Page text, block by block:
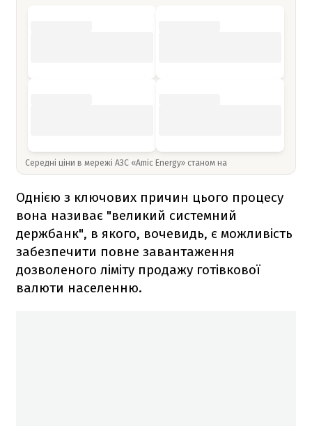
Середні ціни в мережі АЗС «Amic Energy» станом на
Однією з ключових причин цього процесу
вона називає "великий системний
держбанк", в якого, вочевидь, є можливість
забезпечити повне завантаження
дозволеного ліміту продажу готівкової
валюти населенню.